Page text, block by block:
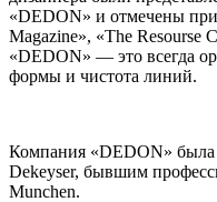
«DEDON» и отмечены
Magazine», «The Resourse
«DEDON» — это всегда
формы и чистота линий.
Компания «DEDON» была
Dekeyser, бывшим
Munchen.